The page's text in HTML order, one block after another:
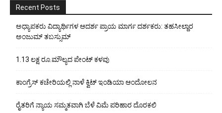
Recent Posts
ಅಧ್ಯಾಪಕರು ವಿದ್ಯಾರ್ಥಿಗಳ ಆದರ್ಶ ಪ್ರಾಯ ಮಾರ್ಗ ದರ್ಶಕರು: ತಹಸೀಲ್ದಾರ
ಅಂಜುಮ್ ತಬಸ್ಸುಮ್
1.13 ಲಕ್ಷ ರೂ.ಮೌಲ್ಯದ ಪೇಂಟ್ ಕಳವು
ಕಾಂಗ್ರೆಸ್ ಕಚೇರಿಯಲ್ಲಿ ನಾಳೆ ಕ್ವಿಟ್ ಇಂಡಿಯಾ ಆಂದೋಲನ
ರೈತರಿಗೆ ನ್ಯಾಯ ಸಮ್ಮತವಾಗಿ ಬೆಳೆ ವಿಮೆ ಪರಿಹಾರ ದೊರಕಲಿ